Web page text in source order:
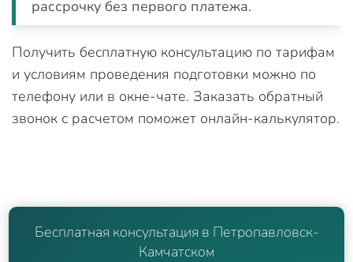
рассрочку без первого платежа.
Получить бесплатную консультацию по тарифам
и условиям проведения подготовки можно по
телефону или в окне-чате. Заказать обратный
звонок с расчетом поможет онлайн-калькулятор.
Бесплатная консультация в Петропавловск-
Камчатском